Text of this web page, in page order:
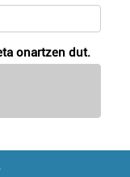
onartzen dut.